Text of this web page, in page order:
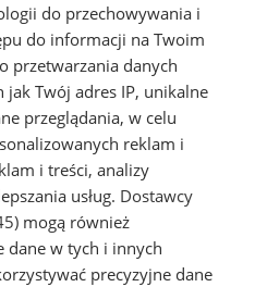
do przechowywania i
do informacji na Twoim
przetwarzania danych
jak Twój adres IP, unikalne
przeglądania, w celu
reklam i
i treści, analizy
usług. Dostawcy
mogą również
dane w tych i innych
precyzyjne dane